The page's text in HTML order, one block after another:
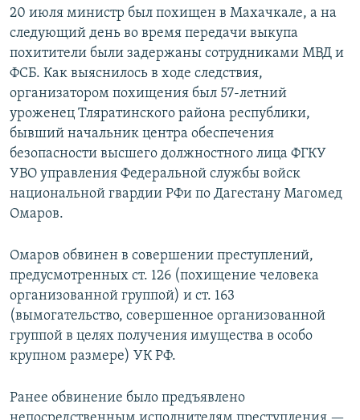
20 июля министр был похищен в Махачкале, а на
следующий день во время передачи выкупа
похитители были задержаны сотрудниками МВД и
ФСБ. Как выяснилось в ходе следствия,
организатором похищения был 57-летний
уроженец Тляратинского района республики,
бывший начальник центра обеспечения
безопасности высшего должностного лица ФГКУ
УВО управления Федеральной службы войск
национальной гвардии РФи по Дагестану Магомед
Омаров.
Омаров обвинен в совершении преступлений,
предусмотренных ст. 126 (похищение человека
организованной группой) и ст. 163
(вымогательство, совершенное организованной
группой в целях получения имущества в особо
крупном размере) УК РФ.
Ранее обвинение было предъявлено